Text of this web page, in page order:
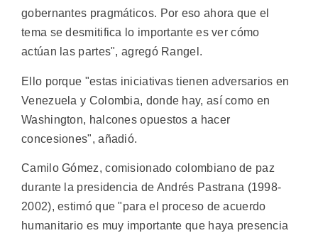
gobernantes pragmáticos. Por eso ahora que el
tema se desmitifica lo importante es ver cómo
actúan las partes", agregó Rangel.
Ello porque "estas iniciativas tienen adversarios en
Venezuela y Colombia, donde hay, así como en
Washington, halcones opuestos a hacer
concesiones", añadió.
Camilo Gómez, comisionado colombiano de paz
durante la presidencia de Andrés Pastrana (1998-
2002), estimó que "para el proceso de acuerdo
humanitario es muy importante que haya presencia